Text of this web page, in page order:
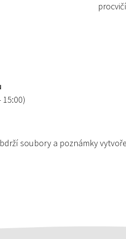
15:00)
soubory a poznámky